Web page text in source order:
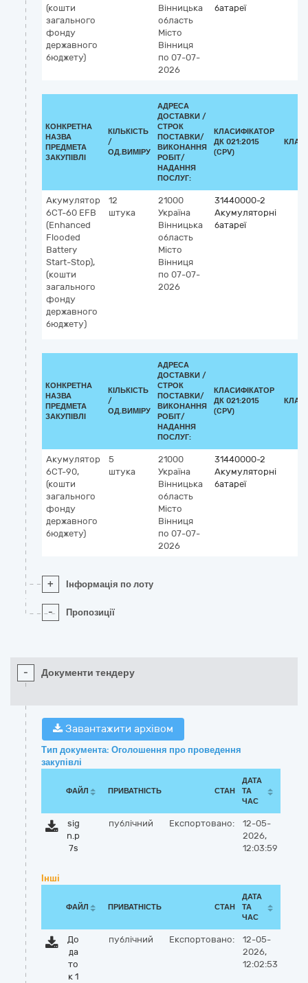
(кошти
загального
фонду
державного
бюджету)
Вінницька
область
Місто
Вінниця
по 07-07-
2026
батареї
КОНКРЕТНА
НАЗВА
ПРЕДМЕТА
ЗАКУПІВЛІ
КІЛЬКІСТЬ
/
ОД.ВИМІРУ
АДРЕСА
ДОСТАВКИ /
СТРОК
ПОСТАВКИ/
ВИКОНАННЯ
РОБІТ/
НАДАННЯ
ПОСЛУГ:
КЛАСИФІКАТОР
ДК 021:2015
(CPV)
Акумулятор
6СТ-60 EFB
(Enhanced
Flooded
Battery
Start-Stop),
(кошти
загального
фонду
державного
бюджету)
12
штука
21000
Україна
Вінницька
область
Місто
Вінниця
по 07-07-
2026
31440000-2
Акумуляторні
батареї
КОНКРЕТНА
НАЗВА
ПРЕДМЕТА
ЗАКУПІВЛІ
КІЛЬКІСТЬ
/
ОД.ВИМІРУ
АДРЕСА
ДОСТАВКИ /
СТРОК
ПОСТАВКИ/
ВИКОНАННЯ
РОБІТ/
НАДАННЯ
ПОСЛУГ:
КЛАСИФІКАТОР
ДК 021:2015
(CPV)
Акумулятор
6СТ-90,
(кошти
загального
фонду
державного
бюджету)
5
штука
21000
Україна
Вінницька
область
Місто
Вінниця
по 07-07-
2026
31440000-2
Акумуляторні
батареї
+ Інформація по лоту
- Пропозиції
- Документи тендеру
Завантажити архівом
Тип документа: Оголошення про проведення
закупівлі
ФАЙЛ ПРИВАТНІСТЬ СТАН
ДАТА
ТА
ЧАС
sig
n.p
7s
публічний Експортовано:
12-05-
2026,
12:03:59
Інші
ФАЙЛ ПРИВАТНІСТЬ СТАН
ДАТА
ТА
ЧАС
До
да
то
к 1
публічний Експортовано:
12-05-
2026,
12:02:53